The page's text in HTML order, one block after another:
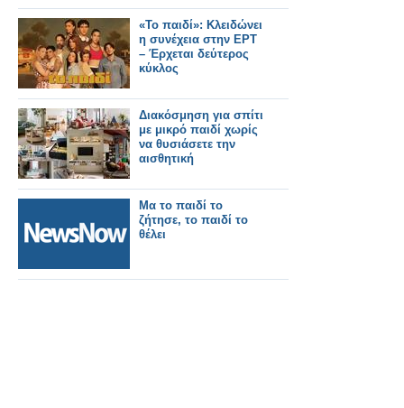
«Το παιδί»: Κλειδώνει
η συνέχεια στην ΕΡΤ
– Έρχεται δεύτερος
κύκλος
Διακόσμηση για σπίτι
με μικρό παιδί χωρίς
να θυσιάσετε την
αισθητική
Μα το παιδί το
ζήτησε, το παιδί το
θέλει